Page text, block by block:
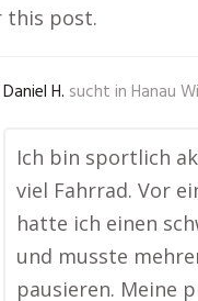
this post.
Daniel H. sucht in Hanau
Ich bin sportlich
viel Fahrrad. Vor
hatte ich einen
und musste
pausieren. Meine